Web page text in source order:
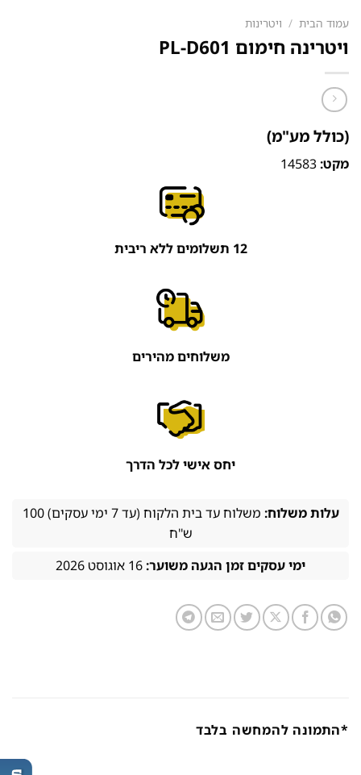
עמוד הבית / ויטרינות
ויטרינה חימום PL-D601
(כולל מע"מ)
מקט:
12 תשלומים ללא ריבית
משלוחים מהירים
יחס אישי לכל הדרך
עלות משלוח:
משלוח עד בית הלקוח (עד 7 ימי עסקים) 100
ש''ח
ימי עסקים זמן הגעה משוער:16 אוגוסט 2026
*התמונה להמחשה בלבד